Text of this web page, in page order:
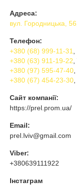
Адреса:
вул. Городницька,
Телефон:
+380 (68) 999-11-31
+380 (63) 911-19-22
+380 (97) 595-47-40
+380 (67) 454-23-30
Сайт компанії:
https://prel.prom.ua/
Email:
prel.lviv@gmail.com
Viber:
+380639111922
Інстаграм